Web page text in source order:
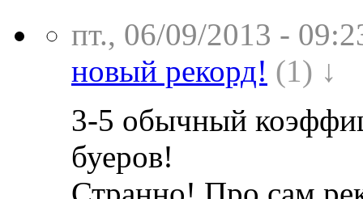
пт., 06/09/2013 -
новый рекорд! (1) ↓
3-5 обычный
буеров!